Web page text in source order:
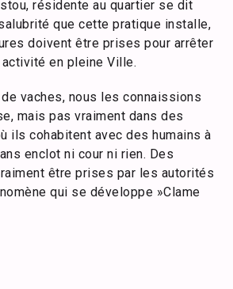
résidente au quartier se dit
que cette pratique installe,
doivent être prises pour arrêter
en pleine Ville.
vaches, nous les connaissions
mais pas vraiment dans des
ils cohabitent avec des humains à
enclot ni cour ni rien. Des
être prises par les autorités
qui se développe »Clame